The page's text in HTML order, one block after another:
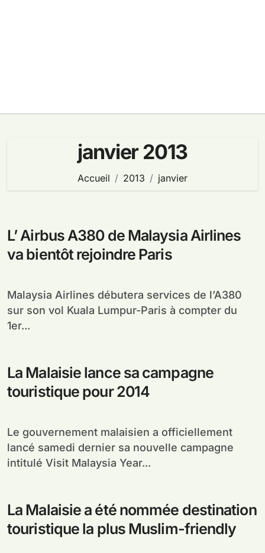
janvier 2013
Accueil 2013 janvier
L’ Airbus A380 de Malaysia Airlines
va bientôt rejoindre Paris
Malaysia Airlines débutera services de l’A380
sur son vol Kuala Lumpur-Paris à compter du
1er...
La Malaisie lance sa campagne
touristique pour 2014
Le gouvernement malaisien a officiellement
lancé samedi dernier sa nouvelle campagne
intitulé Visit Malaysia Year...
La Malaisie a été nommée destination
touristique la plus Muslim-friendly